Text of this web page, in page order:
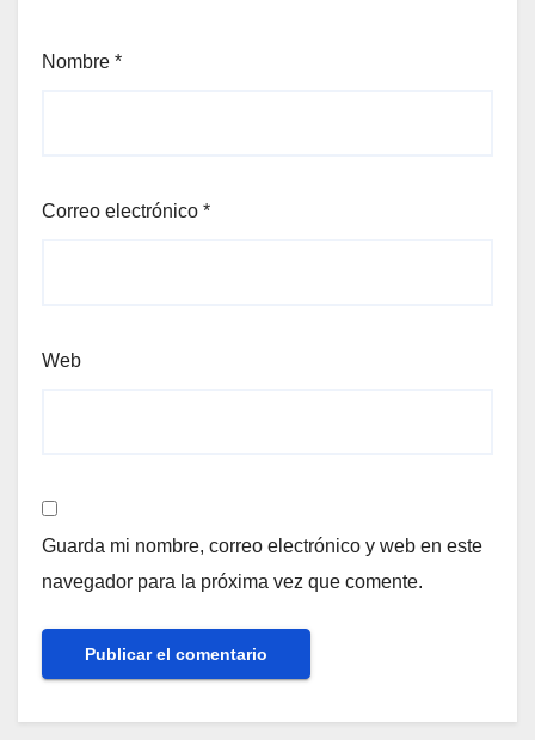
Nombre *
Correo electrónico *
Web
Guarda mi nombre, correo electrónico y web en este
navegador para la próxima vez que comente.